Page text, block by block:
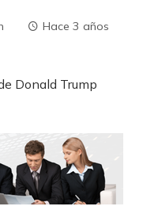
Hace 3 años